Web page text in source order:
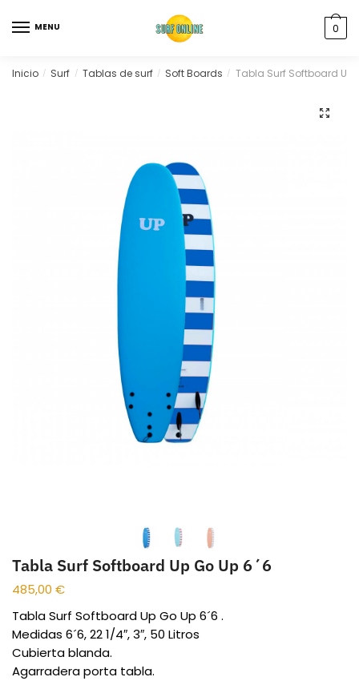
MENU 0
Inicio / Surf / Tablas de surf / Soft Boards / Tabla Surf Softboard Up
🔍
Tabla Surf Softboard Up Go Up 6´6
485,00 €
Tabla Surf Softboard Up Go Up 6´6 .
Medidas 6´6, 22 1/4″, 3″, 50 Litros
Cubierta blanda.
Agarradera porta tabla.